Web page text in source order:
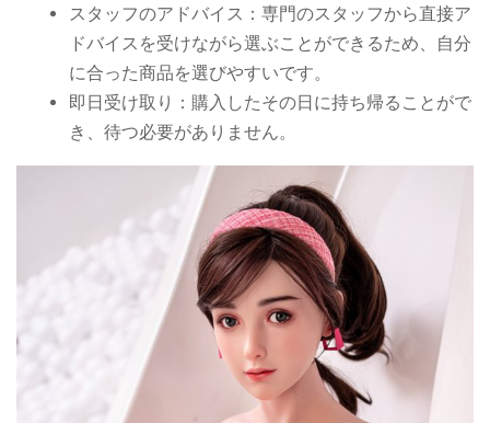
スタッフのアドバイス：専門のスタッフから直接ア
ドバイスを受けながら選ぶことができるため、自分
に合った商品を選びやすいです。
即日受け取り：購入したその日に持ち帰ることがで
き、待つ必要がありません。